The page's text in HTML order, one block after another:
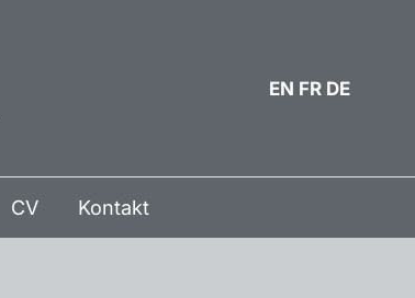
EN FR DE
CV Kontakt